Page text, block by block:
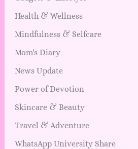
Health & Wellness
Mindfulness & Selfcare
Mom's Diary
News Update
Power of Devotion
Skincare & Beauty
Travel & Adventure
WhatsApp University Share